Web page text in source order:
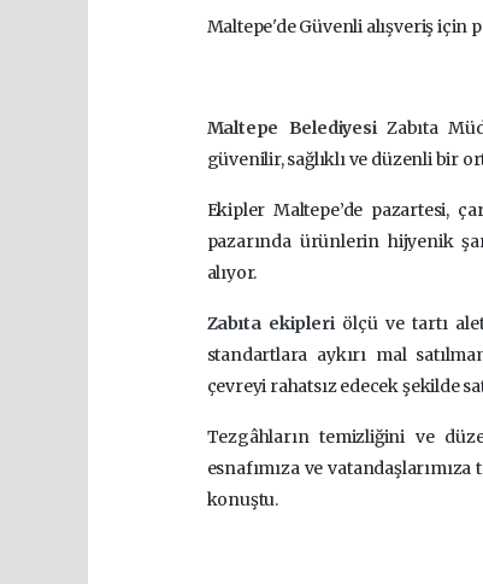
Maltepe'de Güvenli alışveriş için
Maltepe BelediyesiZabıta
güvenilir, sağlıklı ve düzenli bir
Ekipler Maltepe’de pazartesi,
pazarında ürünlerin hijyenik
alıyor.
Zabıta ekipleri ölçü ve tartı
standartlara aykırı mal
çevreyi rahatsız edecek şekilde
Tezgâhların temizliğini ve
esnafımıza ve
konuştu.